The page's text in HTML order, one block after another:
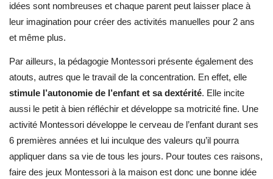
idées sont nombreuses et chaque parent peut laisser place à
leur imagination pour créer des activités manuelles pour 2 ans
et même plus.
Par ailleurs, la pédagogie Montessori présente également des
atouts, autres que le travail de la concentration. En effet, elle
stimule l’autonomie de l’enfant et sa dextérité. Elle incite
aussi le petit à bien réfléchir et développe sa motricité fine. Une
activité Montessori développe le cerveau de l’enfant durant ses
6 premières années et lui inculque des valeurs qu’il pourra
appliquer dans sa vie de tous les jours. Pour toutes ces raisons,
faire des jeux Montessori à la maison est donc une bonne idée